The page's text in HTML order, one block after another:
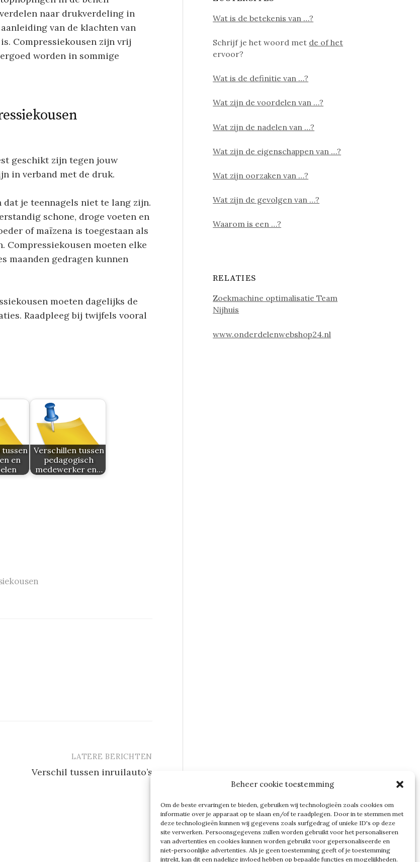
Beheer cookie toestemming
Om de beste ervaringen te bieden, gebruiken wij technologieën zoals cookies om
informatie over je apparaat op te slaan en/of te raadplegen. Door in te stemmen met
deze technologieën kunnen wij gegevens zoals surfgedrag of unieke ID's op deze
site verwerken. Persoonsgegevens zullen worden gebruikt voor het personaliseren
van advertenties en cookies kunnen worden gebruikt voor gepersonaliseerde en
niet-persoonlijke advertenties. Als je geen toestemming geeft of je toestemming
intrekt, kan dit een nadelige invloed hebben op bepaalde functies en mogelijkheden.
naar drukverdeling in
van de klachten van
Compressiekousen zijn vrij
worden in sommige
geschikt zijn tegen jouw
in verband met de druk.
je teennagels niet te lang zijn.
schone, droge voeten en
of maïzena is toegestaan als
Compressiekousen moeten elke
maanden gedragen kunnen
moeten dagelijks de
Raadpleeg bij twijfels vooral
en
Verschillen tussen
pedagogisch
medewerker en…
LATERE BERICHTEN
Verschil tussen inruilauto’s
Wat is de betekenis van …?
Schrijf je het woord met de of het
ervoor?
Wat is de definitie van …?
Wat zijn de voordelen van …?
Wat zijn de nadelen van …?
Wat zijn de eigenschappen van …?
Wat zijn oorzaken van …?
Wat zijn de gevolgen van …?
Waarom is een …?
RELATIES
Zoekmachine optimalisatie Team
Nijhuis
www.onderdelenwebshop24.nl